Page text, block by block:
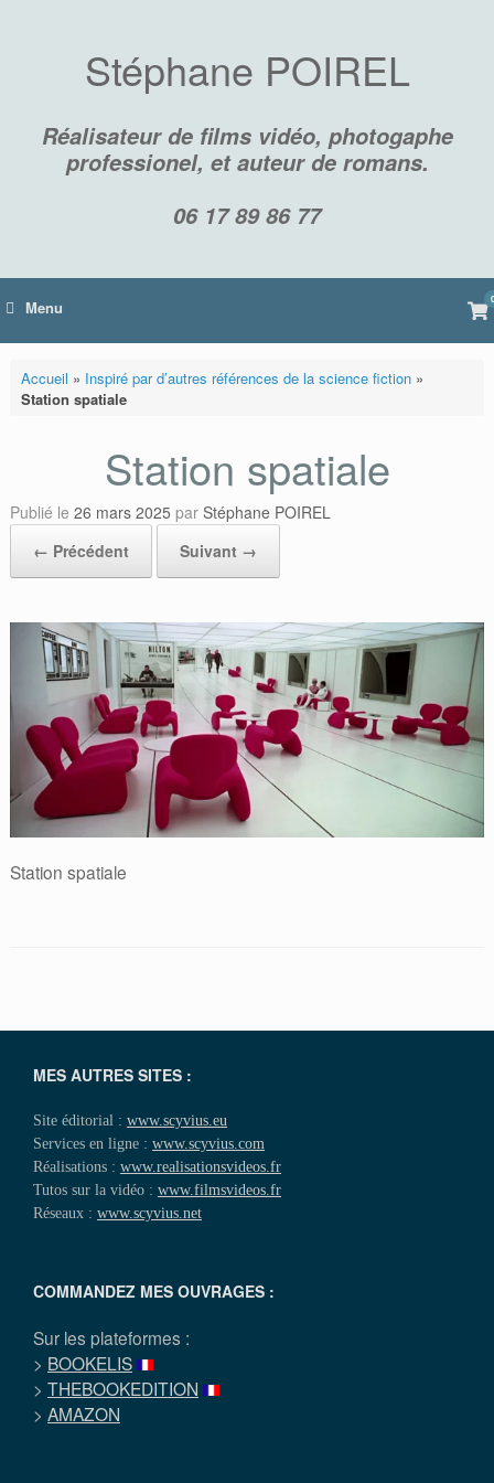
Stéphane POIREL
Réalisateur de films vidéo, photogaphe
professionel, et auteur de romans.
06 17 89 86 77
Menu 0
Accueil » Inspiré par d’autres références de la science fiction»
Station spatiale
Station spatiale
Publié le 26 mars 2025 par Stéphane POIREL
← Précédent
Suivant →
Station spatiale
MES AUTRES SITES :
Site éditorial : www.scyvius.eu
Services en ligne : www.scyvius.com
Réalisations : www.realisationsvideos.fr
Tutos sur la vidéo : www.filmsvideos.fr
Réseaux : www.scyvius.net
COMMANDEZ MES OUVRAGES :
Sur les plateformes :
> BOOKELIS
> THEBOOKEDITION
> AMAZON